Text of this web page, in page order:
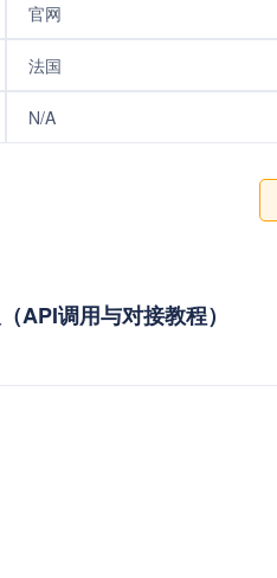
官网
法国
N/A
API调用与对接教程）